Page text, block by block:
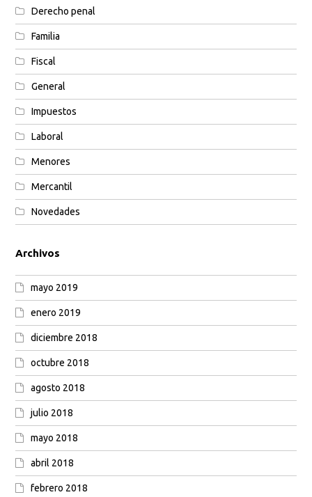
Derecho penal
Familia
Fiscal
General
Impuestos
Laboral
Menores
Mercantil
Novedades
Archivos
mayo 2019
enero 2019
diciembre 2018
octubre 2018
agosto 2018
julio 2018
mayo 2018
abril 2018
febrero 2018